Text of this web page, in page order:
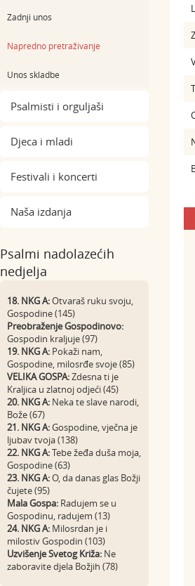
Zadnji unos
Napredno pretraživanje
Unos skladbe
Psalmisti i orguljaši
Djeca i mladi
Festivali i koncerti
Naša izdanja
Psalmi nadolazećih
nedjelja
18. NKG A:Otvaraš ruku svoju,
Gospodine (145)
Preobraženje Gospodinovo:
Gospodin kraljuje (97)
19. NKG A: Pokaži nam,
Gospodine, milosrđe svoje (85)
VELIKA GOSPA:Zdesna ti je
Kraljica u zlatnoj odjeći (45)
20. NKG A: Neka te slave narodi,
Bože (67)
21. NKG A:Gospodine, vječna je
ljubav tvoja (138)
22. NKG A:Tebe žeđa duša moja,
Gospodine (63)
23. NKG A:O, da danas glas Božji
čujete (95)
Mala Gospa: Radujem se u
Gospodinu, radujem (13)
24. NKG A: Milosrdan je i
milostiv Gospodin (103)
Uzvišenje Svetog Križa: Ne
zaboravite djela Božjih (78)